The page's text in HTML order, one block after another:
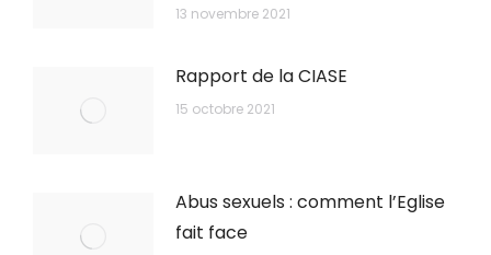
13 novembre 2021
Rapport de la CIASE
15 octobre 2021
Abus sexuels : comment l’Eglise
fait face